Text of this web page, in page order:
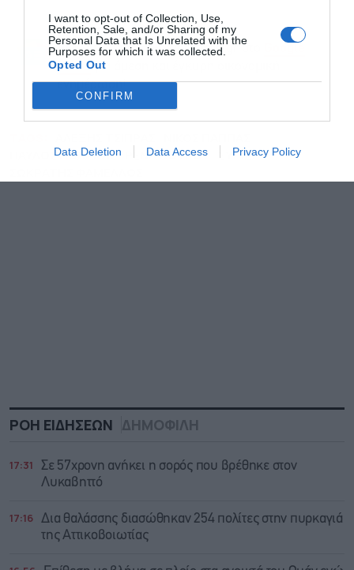
I want to opt-out of Collection, Use,
Retention, Sale, and/or Sharing of my
Personal Data that Is Unrelated with the
Purposes for which it was collected.
Opted Out
CONFIRM
Data Deletion Data Access Privacy Policy
Ακολουθήστε το Powergame.gr στο
Newsγια άμεση και έγκυρη οικονομική
ενημέρωση!
ΠΑΥΛΟΣ ΠΟΛΑΚΗΣ
ΡΕΝΑ ΔΟΥΡΟΥ
ΣΥΡΙΖΑ
ΡΟΗ ΕΙΔΗΣΕΩΝ ΔΗΜΟΦΙΛΗ
17:31
Σε 57χρονη ανήκει η σορός που βρέθηκε στον
Λυκαβηττό
17:16 Δια θαλάσσης διασώθηκαν 254 πολίτες στην πυρκαγιά
της Αττικοβοιωτίας